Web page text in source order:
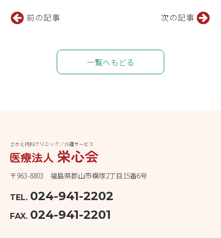
前の記事 次の記事
一覧へもどる
さかえ内科クリニック／介護サービス
〒963-8803 福島県郡山市横塚2丁目15番6号
TEL. 024-941-2202
FAX. 024-941-2201